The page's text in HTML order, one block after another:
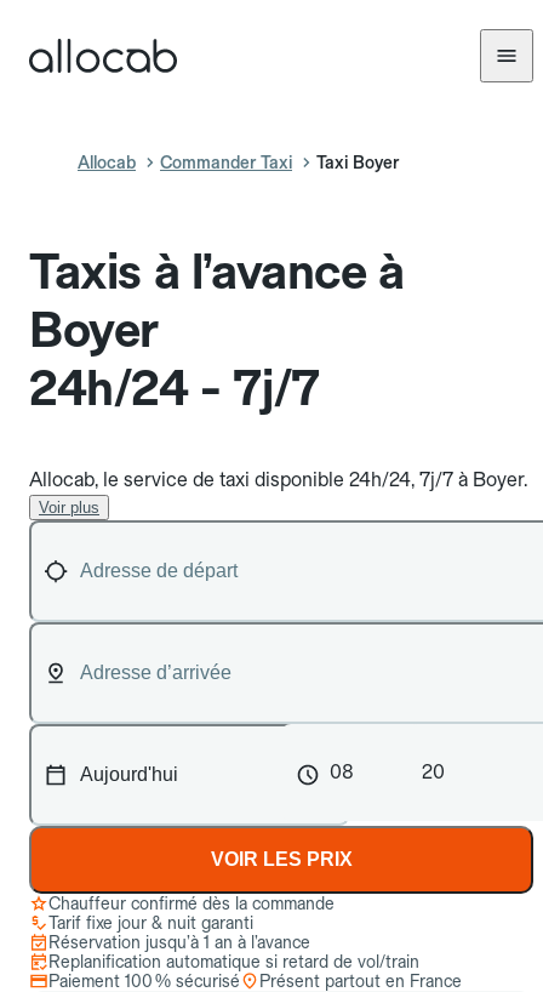
Allocab Commander Taxi Taxi Boyer
Taxis à l’avance à
Boyer
24h/24 - 7j/7
Allocab, le service de taxi disponible 24h/24, 7j/7 à Boyer.
Voir plus
08 20
VOIR LES PRIX
Chauffeur confirmé dès la commande
Tarif fixe jour & nuit garanti
Réservation jusqu’à 1 an à l’avance
Replanification automatique si retard de vol/train
Paiement 100 % sécurisé
Présent partout en France